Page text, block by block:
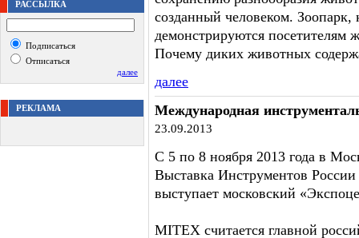
РАССЫЛКА
Подписаться
Отписаться
далее
РЕКЛАМА
созданный человеком. Зоопарк,
демонстрируются посетителям
Почему диких животных
далее
Международная
23.09.2013
С 5 по 8 ноября 2013 года в
Выставка Инструментов
выступает московский
MITEX считается главной